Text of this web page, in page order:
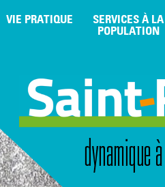
VIE PRATIQUE SERVICES À LA
POPULATION